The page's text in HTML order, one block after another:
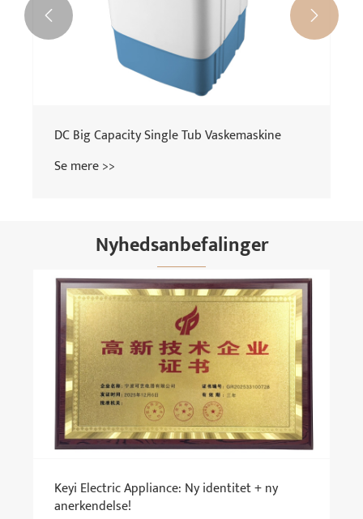
DC Big Capacity Single Tub Vaskemaskine
Se mere >>
 
Nyhedsanbefalinger
Keyi Electric Appliance: Ny identitet + ny
anerkendelse!